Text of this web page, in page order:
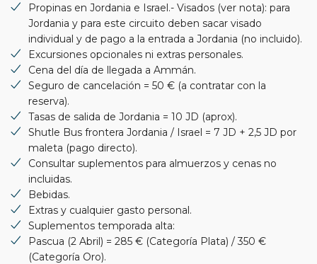
Propinas en Jordania e Israel.- Visados (ver nota): para
Jordania y para este circuito deben sacar visado
individual y de pago a la entrada a Jordania (no incluido).
Excursiones opcionales ni extras personales.
Cena del día de llegada a Ammán.
Seguro de cancelación = 50 € (a contratar con la
reserva).
Tasas de salida de Jordania = 10 JD (aprox).
Shutle Bus frontera Jordania / Israel = 7 JD + 2,5 JD por
maleta (pago directo).
Consultar suplementos para almuerzos y cenas no
incluidas.
Bebidas.
Extras y cualquier gasto personal.
Suplementos temporada alta:
Pascua (2 Abril) = 285 € (Categoría Plata) / 350 €
(Categoría Oro).